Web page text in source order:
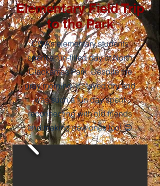
Elementary Field Trip
to the Park
CWA’s elementary students
spent a fun-filled day at North
Clackamas Park. Despite the
gray morning, it stayed dry and
was such a fun day spent
reconnecting with old friends
and making new ones too! 😊